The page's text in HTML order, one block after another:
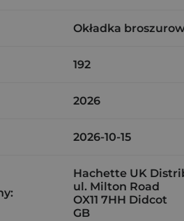
Okładka
192
2026
2026-10-15
Hachette UK
ul. Milton Road
OX11 7HH Didcot
GB